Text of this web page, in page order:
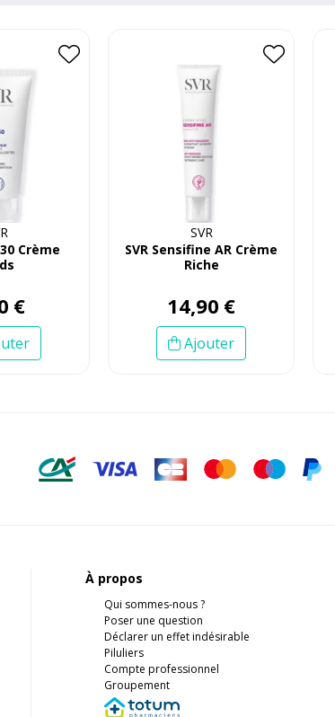
Crème
€
SVR
SVR Sensifine AR Crème
Riche
14,90 €
Ajouter
À propos
Qui sommes-nous ?
Poser une question
Déclarer un effet indésirable
Piluliers
Compte professionnel
Groupement